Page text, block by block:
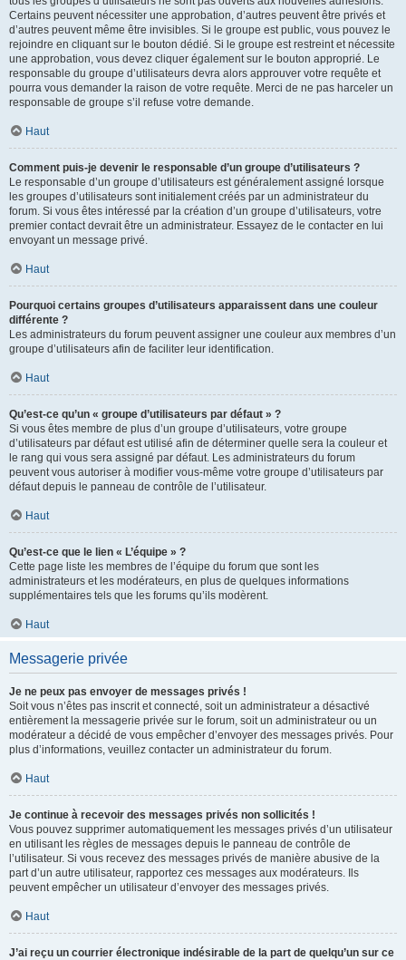
Certains peuvent nécessiter une approbation, d’autres peuvent être privés et
d’autres peuvent même être invisibles. Si le groupe est public, vous pouvez le
rejoindre en cliquant sur le bouton dédié. Si le groupe est restreint et nécessite
une approbation, vous devez cliquer également sur le bouton approprié. Le
responsable du groupe d’utilisateurs devra alors approuver votre requête et
pourra vous demander la raison de votre requête. Merci de ne pas harceler un
responsable de groupe s’il refuse votre demande.
Haut
Comment puis-je devenir le responsable d’un groupe d’utilisateurs ?
Le responsable d’un groupe d’utilisateurs est généralement assigné lorsque
les groupes d’utilisateurs sont initialement créés par un administrateur du
forum. Si vous êtes intéressé par la création d’un groupe d’utilisateurs, votre
premier contact devrait être un administrateur. Essayez de le contacter en lui
envoyant un message privé.
Haut
Pourquoi certains groupes d’utilisateurs apparaissent dans une couleur
différente ?
Les administrateurs du forum peuvent assigner une couleur aux membres d’un
groupe d’utilisateurs afin de faciliter leur identification.
Haut
Qu’est-ce qu’un « groupe d’utilisateurs par défaut » ?
Si vous êtes membre de plus d’un groupe d’utilisateurs, votre groupe
d’utilisateurs par défaut est utilisé afin de déterminer quelle sera la couleur et
le rang qui vous sera assigné par défaut. Les administrateurs du forum
peuvent vous autoriser à modifier vous-même votre groupe d’utilisateurs par
défaut depuis le panneau de contrôle de l’utilisateur.
Haut
Qu’est-ce que le lien « L’équipe » ?
Cette page liste les membres de l’équipe du forum que sont les
administrateurs et les modérateurs, en plus de quelques informations
supplémentaires tels que les forums qu’ils modèrent.
Haut
Messagerie privée
Je ne peux pas envoyer de messages privés !
Soit vous n’êtes pas inscrit et connecté, soit un administrateur a désactivé
entièrement la messagerie privée sur le forum, soit un administrateur ou un
modérateur a décidé de vous empêcher d’envoyer des messages privés. Pour
plus d’informations, veuillez contacter un administrateur du forum.
Haut
Je continue à recevoir des messages privés non sollicités !
Vous pouvez supprimer automatiquement les messages privés d’un utilisateur
en utilisant les règles de messages depuis le panneau de contrôle de
l’utilisateur. Si vous recevez des messages privés de manière abusive de la
part d’un autre utilisateur, rapportez ces messages aux modérateurs. Ils
peuvent empêcher un utilisateur d’envoyer des messages privés.
Haut
J’ai reçu un courrier électronique indésirable de la part de quelqu’un sur ce